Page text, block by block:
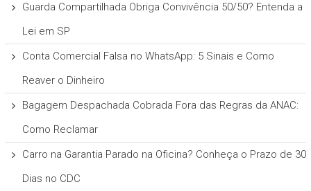
Guarda Compartilhada Obriga Convivência 50/50? Entenda a
Lei em SP
Conta Comercial Falsa no WhatsApp: 5 Sinais e Como
Reaver o Dinheiro
Bagagem Despachada Cobrada Fora das Regras da ANAC:
Como Reclamar
Carro na Garantia Parado na Oficina? Conheça o Prazo de 30
Dias no CDC